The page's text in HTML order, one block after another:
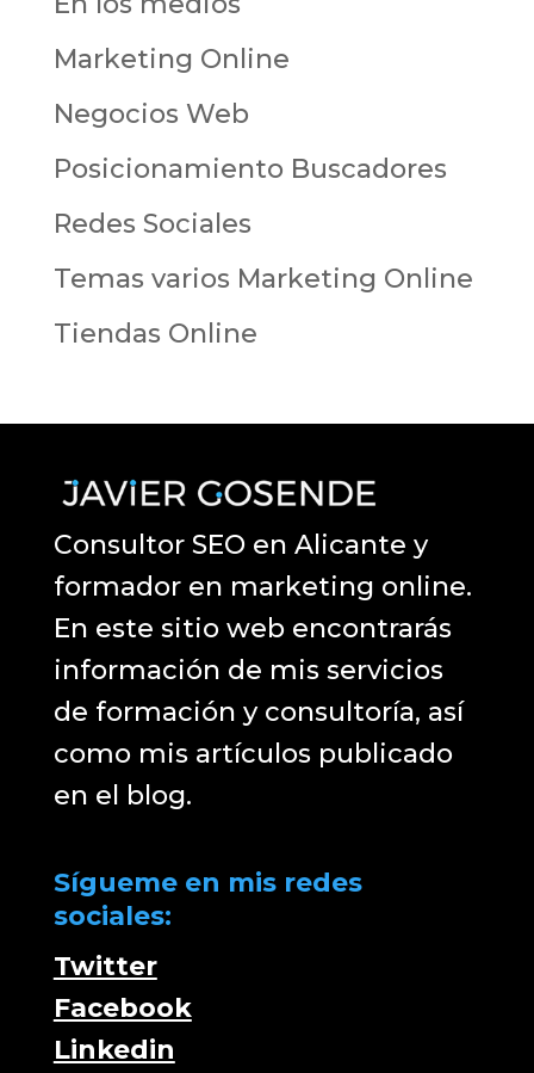
Marketing Online
Negocios Web
Posicionamiento Buscadores
Redes Sociales
Temas varios Marketing Online
Tiendas Online
Consultor SEO en Alicante y
formador en marketing online.
En este sitio web encontrarás
información de mis servicios
de formación y consultoría, así
como mis artículos publicado
en el blog.
Sígueme en mis redes
sociales:
Twitter
Facebook
Linkedin